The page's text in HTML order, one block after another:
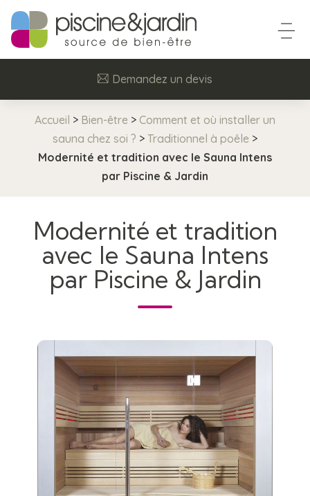
Demandez un devis
Accueil > Bien-être > Comment et où installer un
sauna chez soi ? > Traditionnel à poêle >
Modernité et tradition avec le Sauna Intens
par Piscine & Jardin
Modernité et tradition
avec le Sauna Intens
par Piscine & Jardin